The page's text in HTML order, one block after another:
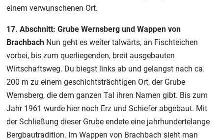
einem verwunschenen Ort.
17. Abschnitt: Grube Wernsberg und Wappen von
Brachbach Nun geht es weiter talwärts, an Fischteichen
vorbei, bis zum querliegenden, breit ausgebauten
Wirtschaftsweg. Du biegst links ab und gelangst nach ca.
200 m zu einem geschichtsträchtigen Ort, der Grube
Wernsberg, die dem ganzen Tal ihren Namen gibt. Bis zum
Jahr 1961 wurde hier noch Erz und Schiefer abgebaut. Mit
der Schließung dieser Grube endete eine jahrhundertelange
Bergbautradition. Im Wappen von Brachbach sieht man